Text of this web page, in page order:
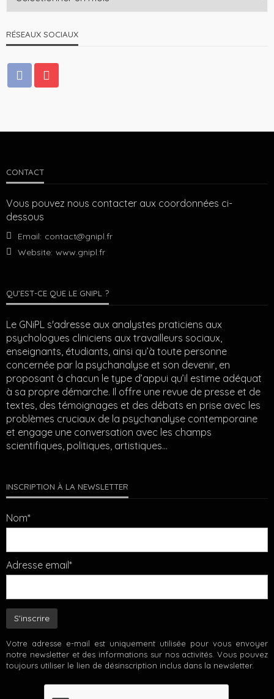
RÉSEAUX SOCIAUX
CONTACT
Vous pouvez nous contacter aux coordonnées ci-
dessous
Email: contact@gnipl.fr
Website: www.gnipl.fr
QU’EST-CE QUE LE GNIPL ?
Le GNiPL s'adresse aux analystes praticiens aux
psychologues cliniciens aux travailleurs sociaux,
enseignants, étudiants, ainsi qu’à toute personne
concernée par la psychanalyse et son devenir, en
proposant à chacun le type d’appui qu’il estime adéquat
à sa propre démarche. Il offre une revue de presse et de
textes, des témoignages et des débats en prise avec les
problèmes cruciaux de la psychanalyse contemporaine
et engage une conversation avec les champs
scientifiques, politiques, artistiques…
INSCRIPTION À LA NEWSLETTER
Nom*
Adresse email*
Votre adresse e-mail est uniquement utilisée pour vous envoyer
notre newsletter et des informations sur nos activités. Vous pouvez
toujours utiliser le lien de désinscription inclus dans la newsletter.